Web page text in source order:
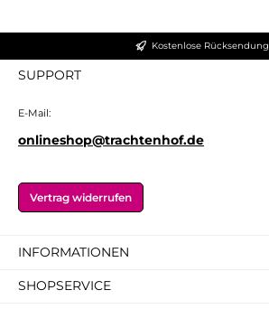
Kostenlose Rücksendung
SUPPORT
E-Mail:
onlineshop@trachtenhof.de
Vertrag widerrufen
INFORMATIONEN
SHOPSERVICE